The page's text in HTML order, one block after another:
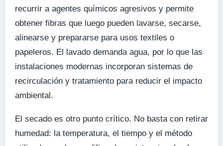
recurrir a agentes químicos agresivos y permite
obtener fibras que luego pueden lavarse, secarse,
alinearse y prepararse para usos textiles o
papeleros. El lavado demanda agua, por lo que las
instalaciones modernas incorporan sistemas de
recirculación y tratamiento para reducir el impacto
ambiental.
El secado es otro punto crítico. No basta con retirar
humedad: la temperatura, el tiempo y el método